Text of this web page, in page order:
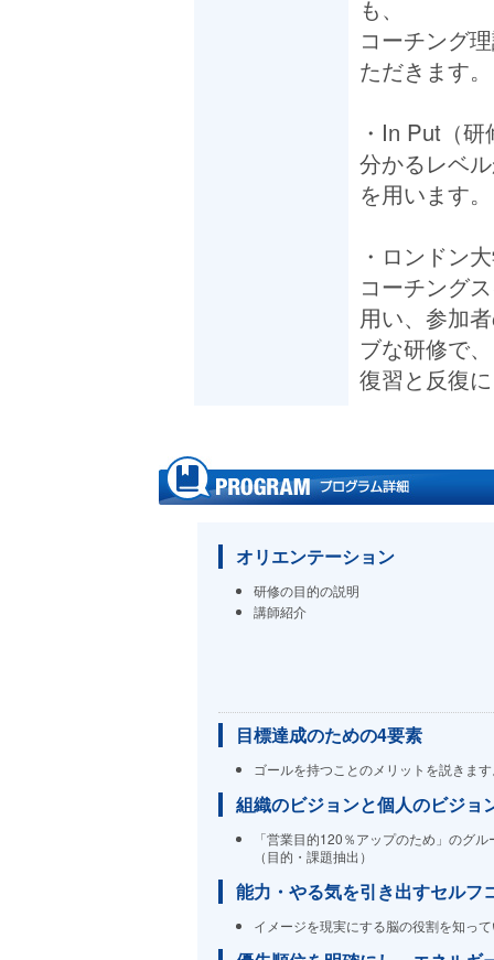
も、
コーチング
ただきます。
・In Put（
分かるレベ
を用います。
・ロンドン
コーチング
用い、参加
ブな研修で、
復習と反復
オリエンテーション
研修の目的の説明
講師紹介
目標達成のための4要素
ゴールを持つことのメリットを説きま
組織のビジョンと個人のビジョ
「営業目的120％アップのため」のグ
（目的・課題抽出）
能力・やる気を引き出すセルフ
イメージを現実にする脳の役割を知っ